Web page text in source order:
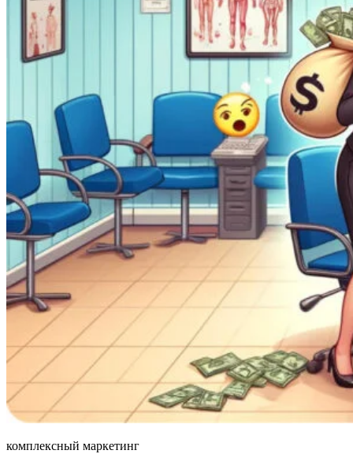
комплексный маркетинг